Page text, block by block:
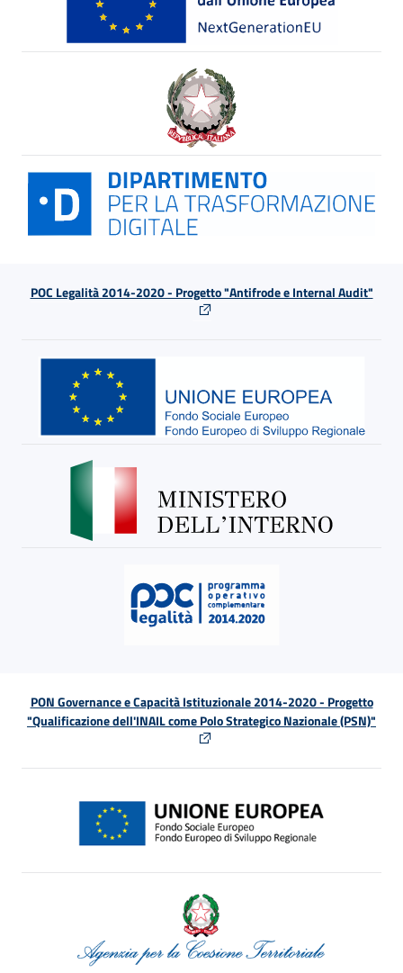
POC Legalità 2014-2020 - Progetto "Antifrode e Internal Audit"
PON Governance e Capacità Istituzionale 2014-2020 - Progetto
"Qualificazione dell'INAIL come Polo Strategico Nazionale (PSN)"